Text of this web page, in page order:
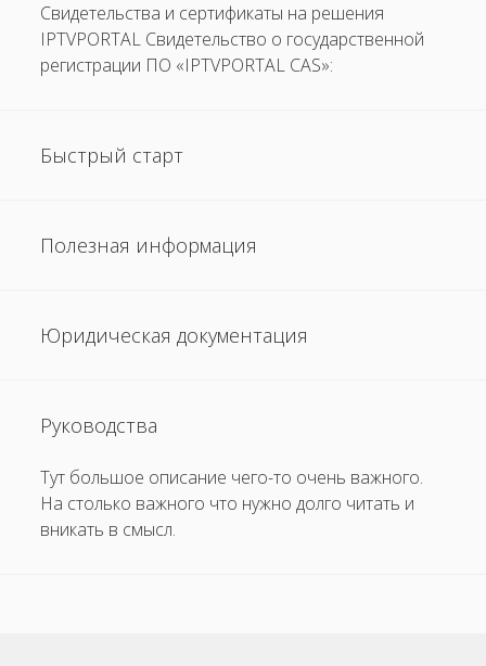
Свидетельства и сертификаты на решения
IPTVPORTAL Свидетельство о государственной
регистрации ПО «IPTVPORTAL CAS»:
Быстрый старт
Полезная информация
Юридическая документация
Руководства
Тут большое описание чего-то очень важного.
На столько важного что нужно долго читать и
вникать в смысл.